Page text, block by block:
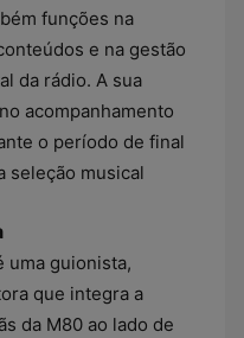
funções na
e na gestão
da rádio. A sua
acompanhamento
o período de final
seleção musical
uma guionista,
que integra a
da M80 ao lado de